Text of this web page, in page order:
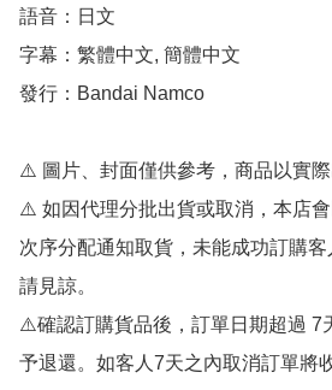
語音：日文
字幕：繁體中文, 簡體中文
發行：Bandai Namco
⚠️ 圖片、封面僅供參考，商品以實
⚠️ 如因代理分批出貨或取消，本店
次序分配通知取貨，未能成功訂購
請見諒。
⚠️確認訂購貨品後，訂單日期超過 7
予退還。如客人7天之內取消訂單將